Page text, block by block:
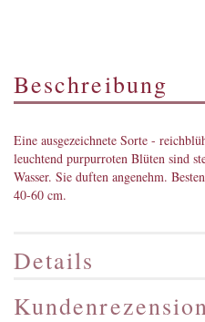
Beschreibung
Eine ausgezeichnete Sorte -
leuchtend purpurroten Blüten sind
Wasser. Sie duften angenehm.
40-60 cm.
Details